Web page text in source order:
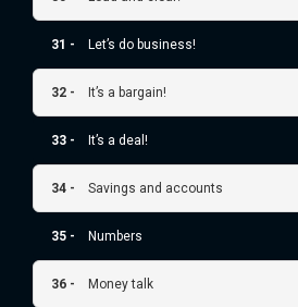
31 - Let’s do business!
32 - It’s a bargain!
33 - It’s a deal!
34 - Savings and accounts
35 - Numbers
36 - Money talk